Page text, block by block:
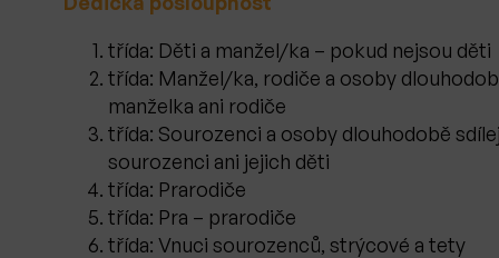
třída: Děti a manžel/ka – pokud nejsou děti
třída: Manžel/ka, rodiče a osoby
manželka ani rodiče
třída: Sourozenci a osoby dlouhodobě
sourozenci ani jejich děti
třída: Prarodiče
třída: Pra – prarodiče
třída: Vnuci sourozenců, strýcové a tety